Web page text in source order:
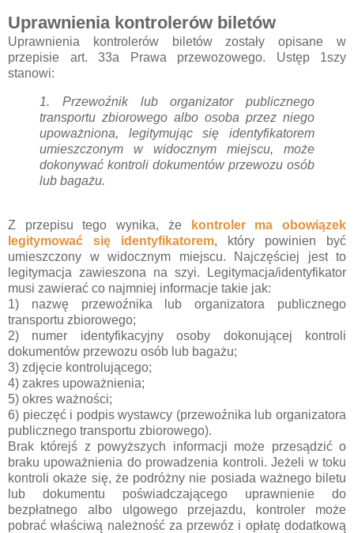
Uprawnienia kontrolerów biletów
Uprawnienia kontrolerów biletów zostały opisane w
przepisie art. 33a Prawa przewozowego. Ustęp 1szy
stanowi:
1. Przewoźnik lub organizator publicznego
transportu zbiorowego albo osoba przez niego
upoważniona, legitymując się identyfikatorem
umieszczonym w widocznym miejscu, może
dokonywać kontroli dokumentów przewozu osób
lub bagażu.
Z przepisu tego wynika, że
kontroler ma obowiązek
legitymować się identyfikatorem, który powinien być
umieszczony w widocznym miejscu. Najczęściej jest to
legitymacja zawieszona na szyi. Legitymacja/identyfikator
musi zawierać co najmniej informacje takie jak:
1) nazwę przewoźnika lub organizatora publicznego
transportu zbiorowego;
2) numer identyfikacyjny osoby dokonującej kontroli
dokumentów przewozu osób lub bagażu;
3) zdjęcie kontrolującego;
4) zakres upoważnienia;
5) okres ważności;
6) pieczęć i podpis wystawcy (przewoźnika lub organizatora
publicznego transportu zbiorowego).
Brak którejś z powyższych informacji może przesądzić o
braku upoważnienia do prowadzenia kontroli. Jeżeli w toku
kontroli okaże się, że podróżny nie posiada ważnego biletu
lub dokumentu poświadczającego uprawnienie do
bezpłatnego albo ulgowego przejazdu, kontroler może
pobrać właściwą należność za przewóz i opłatę dodatkową